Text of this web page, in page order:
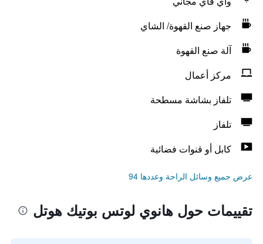
جهاز صنع القهوة/ الشاي
آلة صنع القهوة
مركز أعمال
تلفاز بشاشة مسطحة
تلفاز
كابل أو قنوات فضائية
عرض جميع وسائل الراحة وعددها 94
تقييمات حول هانوي لوتس بوتيك هوتل